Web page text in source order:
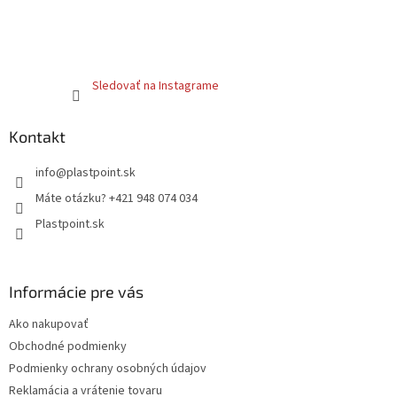
Sledovať na Instagrame
Kontakt
info@plastpoint.sk
Máte otázku? +421 948 074 034
Plastpoint.sk
Informácie pre vás
Ako nakupovať
Obchodné podmienky
Podmienky ochrany osobných údajov
Reklamácia a vrátenie tovaru